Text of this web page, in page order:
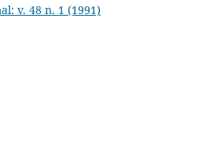
v. 48 n. 1 (1991)